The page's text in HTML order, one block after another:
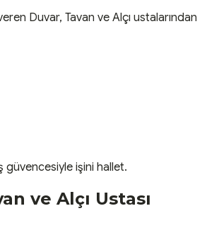
Duvar, Tavan ve Alçı ustalarından
güvencesiyle işini hallet.
ve Alçı Ustası